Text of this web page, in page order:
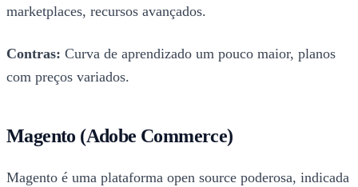
marketplaces, recursos avançados.
Contras: Curva de aprendizado um pouco maior, planos
com preços variados.
Magento (Adobe Commerce)
Magento é uma plataforma open source poderosa, indicada